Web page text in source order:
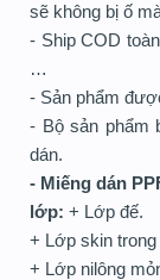
sẽ không bị ố
- Ship COD
…
- Sản phẩm
- Bộ sản phẩm
dán.
- Miếng dán
lớp: + Lớp đế.
+ Lớp skin
+ Lớp nilông